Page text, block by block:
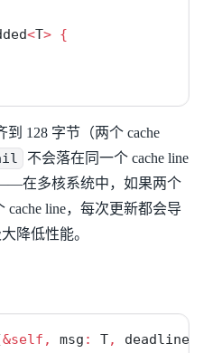
<T> {
到 128 字节（两个 cache
不会落在同一个 cache line
在多核系统中，如果两个
line，每次更新都会导
降低性能。
&self , msg : T, deadline